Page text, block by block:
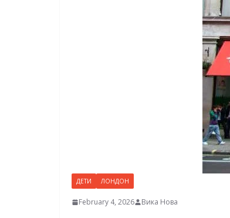
ДЕТИ ЛОНДОН
February 4, 2026 Вика Нова